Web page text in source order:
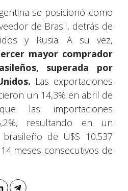
se posicionó como
de Brasil, detrás de
y Rusia. A su vez,
mayor comprador
superada por
Las exportaciones
un 14,3% en abril de
las importaciones
resultando en un
de U$S 10.537
meses consecutivos de